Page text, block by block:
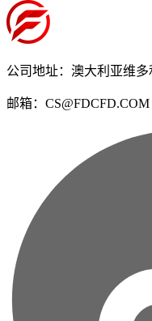
公司地址：澳大利亚维多
邮箱：CS@FDCFD.COM